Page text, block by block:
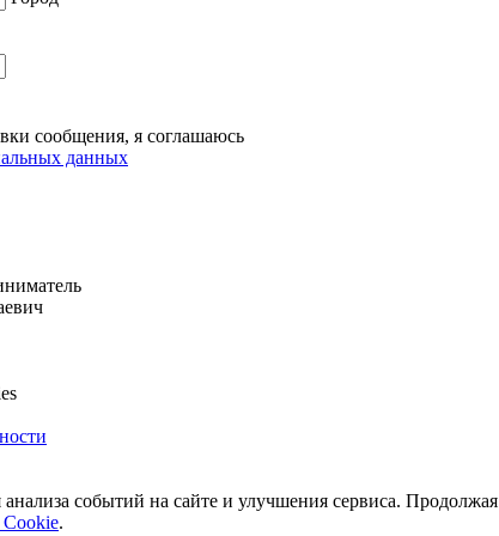
сообщения, я соглашаюсь
данных
событий на сайте и улучшения сервиса.
.